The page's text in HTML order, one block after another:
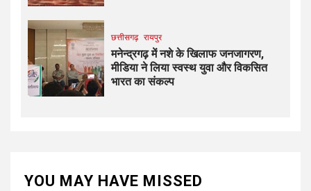
छत्तीसगढ़ रायपुर
मनेन्द्रगढ़ में नशे के खिलाफ जनजागरण,
मीडिया ने लिया स्वस्थ युवा और विकसित
भारत का संकल्प
YOU MAY HAVE MISSED